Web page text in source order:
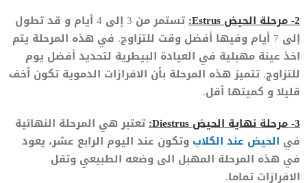
2- مرحلة الحيض Estrus:
تستمر من 3 إلى 4 أيام و قد تطول
إلى 7 أيام وفيها أفضل وقت للتزاوج. في هذه المرحلة يتم
اخذ عينة مهبلية في العيادة البيطرية لتحديد أفضل يوم
للتزاوج. تتميز هذه المرحلة بأن الافرازات الدموية تكون أخف
قليلا و كميتها أقل.
3- مرحلة نهاية الحيض Diestrus:
تعتبر هي المرحلة النهائية
في الحيض عند الكلاب وتكون عند اليوم الرابع عشر، يعود
في هذه المرحلة المهبل الى وضعه الطبيعي وتقل
الافرازات تماما.